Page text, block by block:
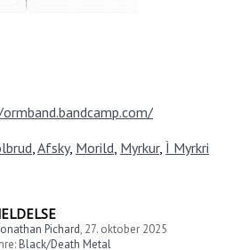
Afsky, Morild Myrkur, Ì Myrkri
Pichard, 27. oktober 2025
Black/Death Metal